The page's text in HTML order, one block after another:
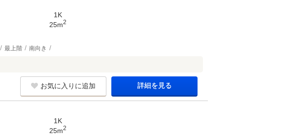
1K
25m2
最上階 南向き
お気に入りに追加 詳細を見る
1K
25m2